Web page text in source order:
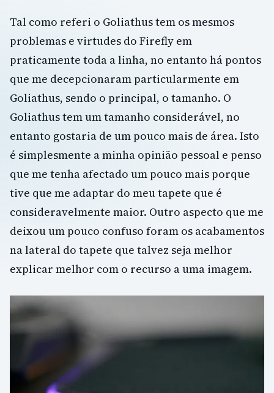
Tal como referi o Goliathus tem os mesmos
problemas e virtudes do Firefly em
praticamente toda a linha, no entanto há pontos
que me decepcionaram particularmente em
Goliathus, sendo o principal, o tamanho. O
Goliathus tem um tamanho considerável, no
entanto gostaria de um pouco mais de área. Isto
é simplesmente a minha opinião pessoal e penso
que me tenha afectado um pouco mais porque
tive que me adaptar do meu tapete que é
consideravelmente maior. Outro aspecto que me
deixou um pouco confuso foram os acabamentos
na lateral do tapete que talvez seja melhor
explicar melhor com o recurso a uma imagem.